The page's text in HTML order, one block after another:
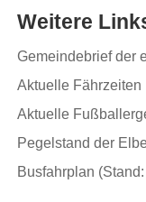
Weitere
Gemeindebrief der
Aktuelle Fährzeiten
Aktuelle
Pegelstand der
Busfahrplan